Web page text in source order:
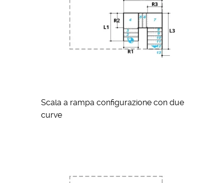
Scala a rampa configurazione con due
curve